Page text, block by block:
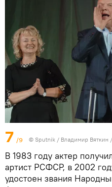
7 /9 © Sputnik / Владимир Вяткин /
В 1983 году актер
артист РСФСР, в 2002
удостоен звания